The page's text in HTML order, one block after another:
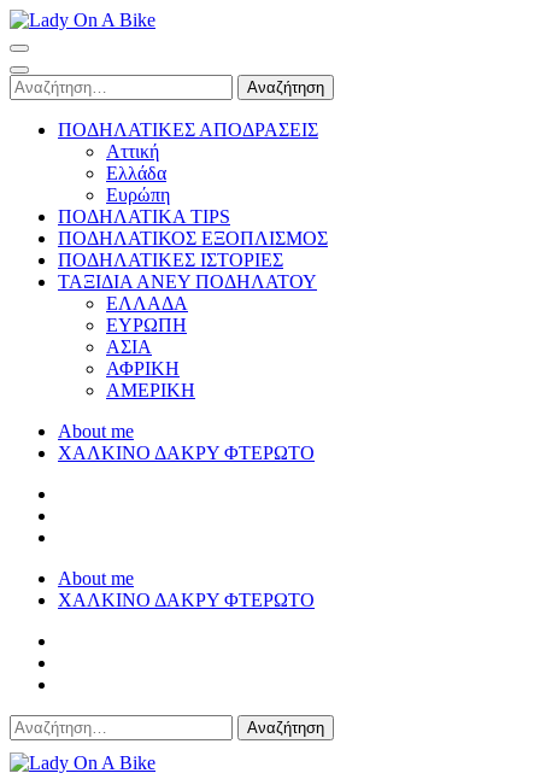
Skip
to
content
(Press
Enter)
Αναζήτηση
για:
ΠΟΔΗΛΑΤΙΚΕΣ ΑΠΟΔΡΑΣΕΙΣ
Αττική
Ελλάδα
Ευρώπη
ΠΟΔΗΛΑΤΙΚΑ TIPS
ΠΟΔΗΛΑΤΙΚΟΣ ΕΞΟΠΛΙΣΜΟΣ
ΠΟΔΗΛΑΤΙΚΕΣ ΙΣΤΟΡΙΕΣ
ΤΑΞΙΔΙΑ ΑΝΕΥ ΠΟΔΗΛΑΤΟΥ
ΕΛΛΑΔΑ
ΕΥΡΩΠΗ
ΑΣΙΑ
ΑΦΡΙΚΗ
ΑΜΕΡΙΚΗ
About me
ΧΑΛΚΙΝΟ ΔΑΚΡΥ ΦΤΕΡΩΤΟ
About me
ΧΑΛΚΙΝΟ ΔΑΚΡΥ ΦΤΕΡΩΤΟ
Αναζήτηση
για: